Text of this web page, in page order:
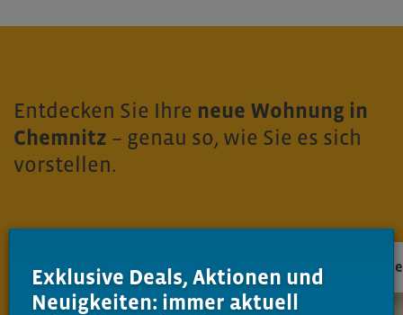
Entdecken Sie Ihre neue Wohnung in
Chemnitz – genau so, wie Sie es sich
vorstellen.
Kleine Wohnungen Große
Exklusive Deals, Aktionen und
Neuigkeiten: immer aktuell